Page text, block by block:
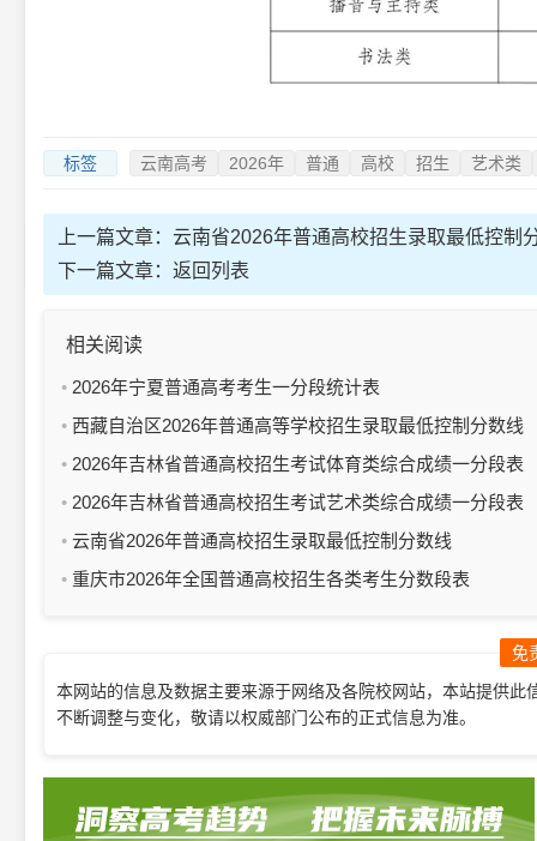
标签 云南高考 2026年 普通 高校 招生 艺术类
上一篇文章： 云南省2026年普通高校招生录取最低控制
下一篇文章： 返回列表
相关阅读
2026年宁夏普通高考考生一分段统计表
西藏自治区2026年普通高等学校招生录取最低控制分数线
2026年吉林省普通高校招生考试体育类综合成绩一分段表
2026年吉林省普通高校招生考试艺术类综合成绩一分段表
云南省2026年普通高校招生录取最低控制分数线
重庆市2026年全国普通高校招生各类考生分数段表
免
本网站的信息及数据主要来源于网络及各院校网站，本站提供
不断调整与变化，敬请以权威部门公布的正式信息为准。